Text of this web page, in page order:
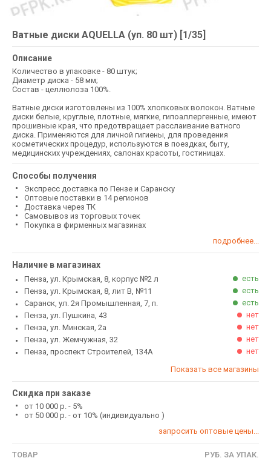
Ватные диски AQUELLA (уп. 80 шт) [1/35]
Описание
Количество в упаковке - 80 штук;
Диаметр диска - 58 мм;
Состав - целлюлоза 100%.
Ватные диски изготовлены из 100% хлопковых волокон. Ватные
диски белые, круглые, плотные, мягкие, гипоаллергенные, имеют
прошивные края, что предотвращает расслаивание ватного
диска. Применяются для личной гигиены, для проведения
косметических процедур, используются в поездках, быту,
медицинских учреждениях, салонах красоты, гостиницах.
Способы получения
Экспресс доставка по Пензе и Саранску
Оптовые поставки в 14 регионов
Доставка через ТК
Самовывоз из торговых точек
Покупка в фирменных магазинах
подробнее...
Наличие в магазинах
Пенза, ул. Крымская, 8, корпус №2 л
есть
Пенза, ул. Крымская, 8, лит В, №11
есть
Саранск, ул. 2я Промышленная, 7, п.
есть
Пенза, ул. Пушкина, 43
нет
Пенза, ул. Минская, 2а
нет
Пенза, ул. Жемчужная, 32
нет
Пенза, проспект Строителей, 134А
нет
Показать все магазины
Скидка при заказе
от 10 000 р. - 5%
от 50 000 р. - от 10% (индивидуально )
запросить оптовые цены...
ТОВАР РУБ. ЗА УПАК.